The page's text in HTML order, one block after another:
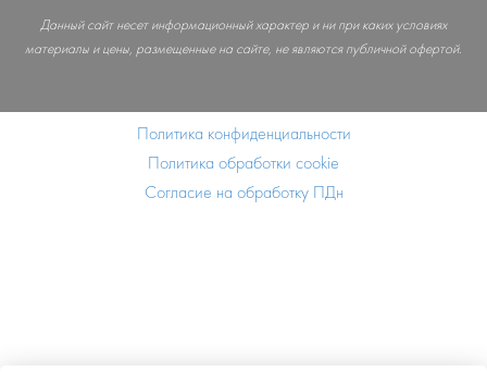
Данный сайт несет информационный характер и ни при каких условиях
материалы и цены, размещенные на сайте, не являются публичной офертой.
Политика конфиденциальности
Политика обработки cookie
Согласие на обработку ПДн